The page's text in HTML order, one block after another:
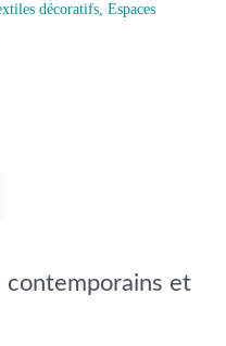
décoratifs, Espaces
contemporains et